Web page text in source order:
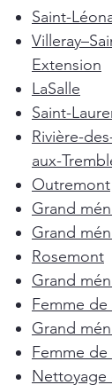
Saint-
Extension
LaSalle
Saint-
Rivière-
aux-
Outremont
Grand
Grand
Rosemont
Grand
Femme
Grand
Femme de
Nettoyage